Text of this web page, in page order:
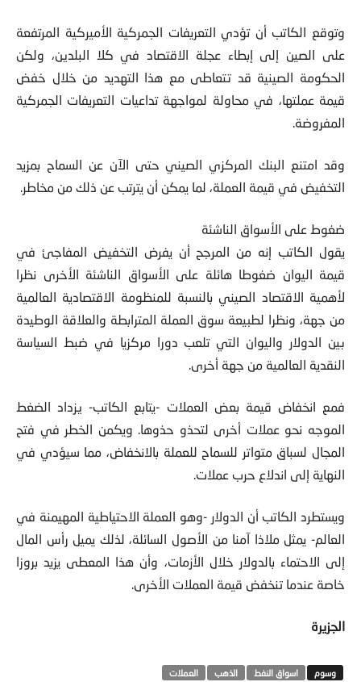
وتوقع الكاتب أن تؤدي التعريفات الجمركية الأميركية المرتفعة
على الصين إلى إبطاء عجلة الاقتصاد في كلا البلدين، ولكن
الحكومة الصينية قد تتعاطى مع هذا التهديد من خلال خفض
قيمة عملتها، في محاولة لمواجهة تداعيات التعريفات الجمركية
المفروضة.
وقد امتنع البنك المركزي الصيني حتى الآن عن السماح بمزيد
التخفيض في قيمة العملة، لما يمكن أن يترتب عن ذلك من مخاطر.
ضغوط على الأسواق الناشئة
يقول الكاتب إنه من المرجح أن يفرض التخفيض المفاجئ في
قيمة اليوان ضغوطا هائلة على الأسواق الناشئة الأخرى نظرا
لأهمية الاقتصاد الصيني بالنسبة للمنظومة الاقتصادية العالمية
من جهة، ونظرا لطبيعة سوق العملة المترابطة والعلاقة الوطيدة
بين الدولار واليوان التي تلعب دورا مركزيا في ضبط السياسة
النقدية العالمية من جهة أخرى.
فمع انخفاض قيمة بعض العملات -يتابع الكاتب- يزداد الضغط
الموجه نحو عملات أخرى لتحذو حذوها. ويكمن الخطر في فتح
المجال لسباق متواتر للسماح للعملة بالانخفاض، مما سيؤدي في
النهاية إلى اندلاع حرب عملات.
ويستطرد الكاتب أن الدولار -وهو العملة الاحتياطية المهيمنة في
العالم- يمثل ملاذا آمنا من الأصول السائلة، لذلك يميل رأس المال
إلى الاحتماء بالدولار خلال الأزمات، وأن هذا المعطى يزيد بروزا
خاصة عندما تنخفض قيمة العملات الأخرى.
الجزيرة
اسواق النفط الذهب العملات